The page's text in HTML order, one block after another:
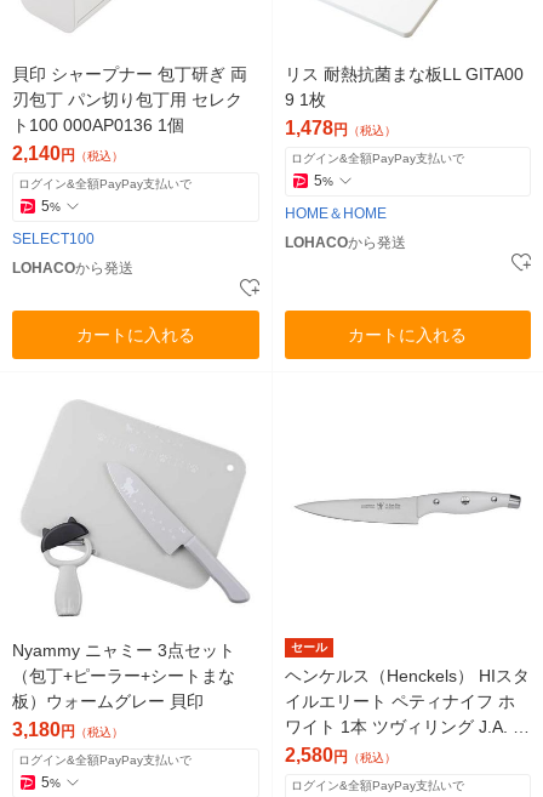
貝印 シャープナー 包丁研ぎ 両
刃包丁 パン切り包丁用 セレク
ト100 000AP0136 1個
2,140円 （税込）
ログイン&全額PayPay支払いで
5%
SELECT100
LOHACOから発送
カートに入れる
リス 耐熱抗菌まな板LL GITA00
9 1枚
1,478円 （税込）
ログイン&全額PayPay支払いで
5%
HOME＆HOME
LOHACOから発送
カートに入れる
Nyammy ニャミー 3点セット
（包丁+ピーラー+シートまな
板）ウォームグレー 貝印
3,180円 （税込）
ログイン&全額PayPay支払いで
5%
セール
ヘンケルス（Henckels） HIスタ
イルエリート ペティナイフ ホ
ワイト 1本 ツヴィリング J.A. ヘ
ンケルス
2,580円 （税込）
ログイン&全額PayPay支払いで